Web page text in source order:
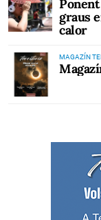
graus
calor
MAGAZÍN